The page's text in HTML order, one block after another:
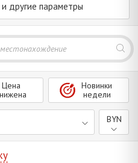
другие параметры
Цена
Новинки
недели
BYN